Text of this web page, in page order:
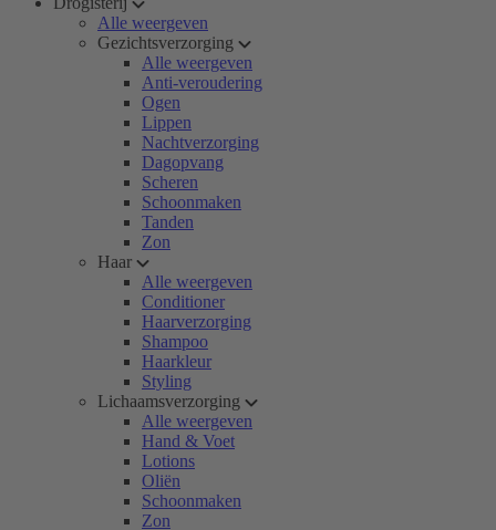
Alle weergeven
Gezichtsverzorging
Alle weergeven
Anti-veroudering
Ogen
Lippen
Nachtverzorging
Dagopvang
Scheren
Schoonmaken
Tanden
Zon
Haar
Alle weergeven
Conditioner
Haarverzorging
Shampoo
Haarkleur
Styling
Lichaamsverzorging
Alle weergeven
Hand & Voet
Lotions
Oliën
Schoonmaken
Zon